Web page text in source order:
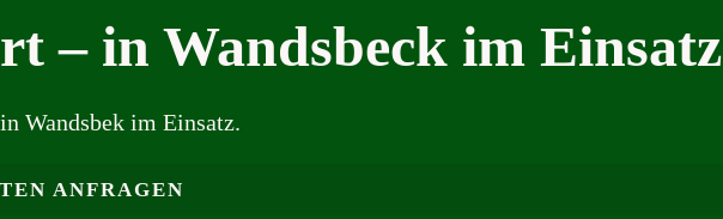
– in Wandsbeck im Einsatz
Wandsbek im Einsatz.
ANFRAGEN